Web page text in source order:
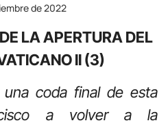
de 2022
LA APERTURA DEL
II (3)
coda final de esta
a volver a la